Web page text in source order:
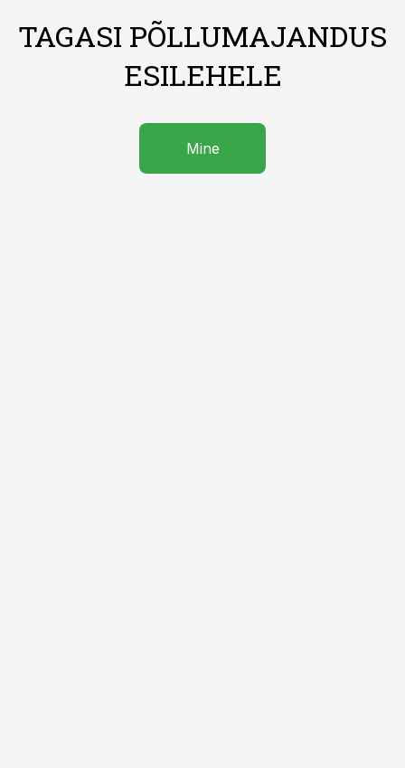
TAGASI PÕLLUMAJANDUS
ESILEHELE
Mine